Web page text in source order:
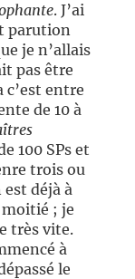
. J’ai
parution
je n’allais
pas être
c’est entre
de 10 à
100 SPs et
trois ou
déjà à
moitié ; je
très vite.
à
le